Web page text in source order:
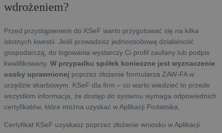
wdrożeniem?
Przed przystąpieniem do KSeF warto przygotować się na kilka
istotnych kwestii. Jeśli prowadzisz jednoosobową działalność
gospodarczą, do logowania wystarczy Ci profil zaufany lub podpis
kwalifikowany. W przypadku spółek konieczne jest wyznaczenie
osoby uprawnionej poprzez złożenie formularza ZAW-FA w
urzędzie skarbowym. KSeF dla firm – co warto wiedzieć to przede
wszystkim informacja, że dostęp do systemu wymaga odpowiednich
certyfikatów, które można uzyskać w Aplikacji Podatnika.
Certyfikat KSeF uzyskasz poprzez złożenie wniosku w Aplikacji